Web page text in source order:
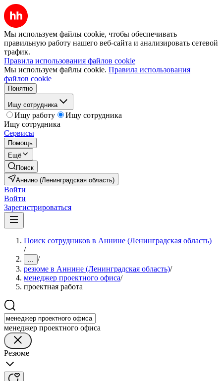
Мы используем файлы cookie, чтобы обеспечивать
правильную работу нашего веб-сайта и анализировать сетевой
трафик.
Правила использования файлов cookie
Мы используем файлы cookie. Правила использования
файлов cookie
Понятно
Ищу сотрудника
Ищу работу
Ищу сотрудника
Ищу сотрудника
Сервисы
Помощь
Ещё
Поиск
Аннино (Ленинградская область)
Войти
Войти
Зарегистрироваться
Поиск сотрудников в Аннине (Ленинградская область)
/
... /
резюме в Аннине (Ленинградская область)/
менеджер проектного офиса/
проектная работа
менеджер проектного офиса
Резюме